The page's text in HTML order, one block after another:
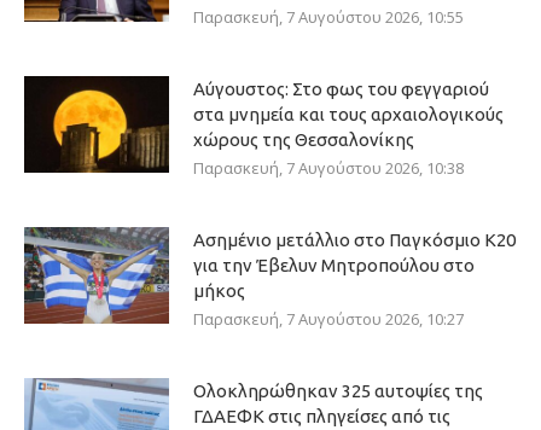
Παρασκευή, 7 Αυγούστου 2026, 10:55
Αύγουστος: Στο φως του φεγγαριού
στα μνημεία και τους αρχαιολογικούς
χώρους της Θεσσαλονίκης
Παρασκευή, 7 Αυγούστου 2026, 10:38
Ασημένιο μετάλλιο στο Παγκόσμιο Κ20
για την Έβελυν Μητροπούλου στο
μήκος
Παρασκευή, 7 Αυγούστου 2026, 10:27
Ολοκληρώθηκαν 325 αυτοψίες της
ΓΔΑΕΦΚ στις πληγείσες από τις